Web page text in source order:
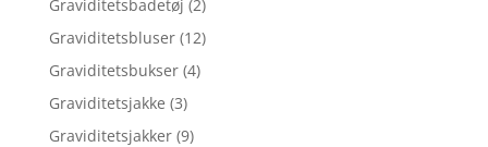
Graviditetsbadetøj (2)
Graviditetsbluser (12)
Graviditetsbukser (4)
Graviditetsjakke (3)
Graviditetsjakker (9)